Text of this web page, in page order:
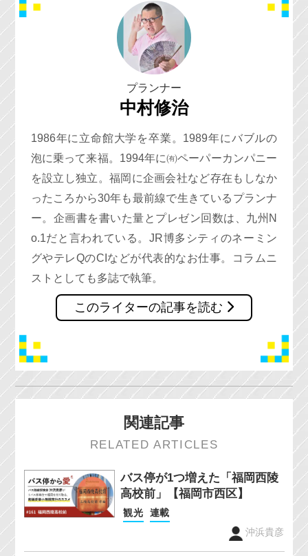
プランナー
中村修治
1986年に立命館大学を卒業。1989年にバブルの
泡に乗って来福。1994年に㈲ペーパーカンパニー
を設立し独立。福岡に企画会社など存在もしなか
ったころから30年も最前線で生きているプランナ
ー。企画書を書いた量とプレゼン回数は、九州N
o.1だと言われている。JR博多シティのネーミン
グやテレQのCIなどが代表的なお仕事。コラムニ
ストとしても多誌で執筆。
このライターの記事を読む
関連記事
RELATED ARTICLES
バス停が1つ増えた「福岡西陵
高校前」【福岡市西区】
観光
連載
沖浜貴彦